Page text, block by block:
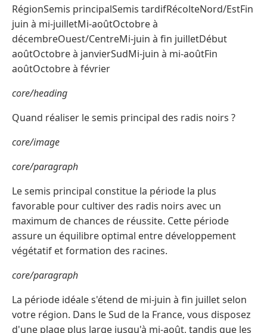
RégionSemis principalSemis tardifRécolteNord/EstFin
juin à mi-juilletMi-aoûtOctobre à
décembreOuest/CentreMi-juin à fin juilletDébut
aoûtOctobre à janvierSudMi-juin à mi-aoûtFin
aoûtOctobre à février
core/heading
Quand réaliser le semis principal des radis noirs ?
core/image
core/paragraph
Le semis principal constitue la période la plus
favorable pour cultiver des radis noirs avec un
maximum de chances de réussite. Cette période
assure un équilibre optimal entre développement
végétatif et formation des racines.
core/paragraph
La période idéale s'étend de mi-juin à fin juillet selon
votre région. Dans le Sud de la France, vous disposez
d'une plage plus large jusqu'à mi-août, tandis que les